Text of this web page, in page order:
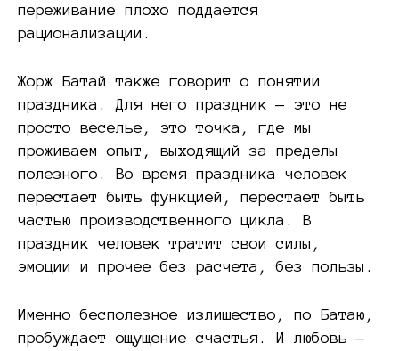
переживание плохо поддается
рационализации.
Жорж Батай также говорит о понятии
праздника. Для него праздник — это не
просто веселье, это точка, где мы
проживаем опыт, выходящий за пределы
полезного. Во время праздника человек
перестает быть функцией, перестает быть
частью производственного цикла. В
праздник человек тратит свои силы,
эмоции и прочее без расчета, без пользы.
Именно бесполезное излишество, по Батаю,
пробуждает ощущение счастья. И любовь —